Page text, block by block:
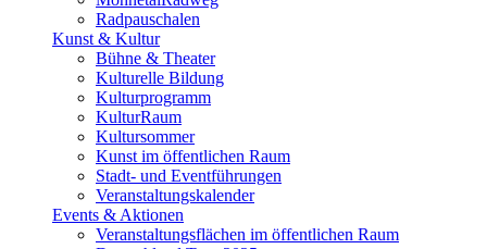
Radpauschalen
Kunst & Kultur
Bühne & Theater
Kulturelle Bildung
Kulturprogramm
KulturRaum
Kultursommer
Kunst im öffentlichen Raum
Stadt- und Eventführungen
Veranstaltungskalender
Events & Aktionen
Veranstaltungsflächen im öffentlichen Raum